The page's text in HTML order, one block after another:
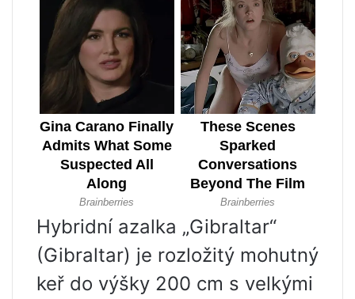
Hybridní azalka „Gibraltar“
(Gibraltar) je rozložitý mohutný
keř do výšky 200 cm s velkými